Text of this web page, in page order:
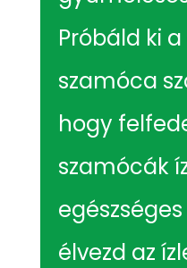
Próbáld ki
szamóca
hogy
szamócák
élvezd az